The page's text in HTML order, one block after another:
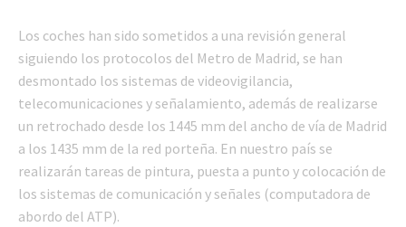
Los coches han sido sometidos a una revisión general
siguiendo los protocolos del Metro de Madrid, se han
desmontado los sistemas de videovigilancia,
telecomunicaciones y señalamiento, además de realizarse
un retrochado desde los 1445 mm del ancho de vía de Madrid
a los 1435 mm de la red porteña. En nuestro país se
realizarán tareas de pintura, puesta a punto y colocación de
los sistemas de comunicación y señales (computadora de
abordo del ATP).